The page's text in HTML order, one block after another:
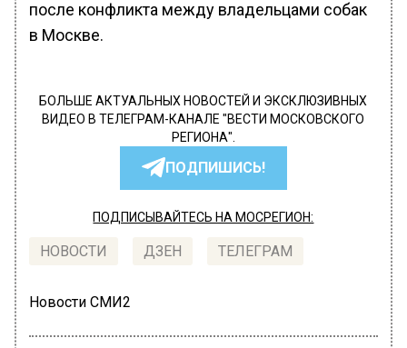
после конфликта между владельцами собак
в Москве.
БОЛЬШЕ АКТУАЛЬНЫХ НОВОСТЕЙ И ЭКСКЛЮЗИВНЫХ
ВИДЕО В ТЕЛЕГРАМ-КАНАЛЕ "ВЕСТИ МОСКОВСКОГО
РЕГИОНА".
ПОДПИШИСЬ!
ПОДПИСЫВАЙТЕСЬ НА МОСРЕГИОН:
НОВОСТИ ДЗЕН ТЕЛЕГРАМ
Новости СМИ2